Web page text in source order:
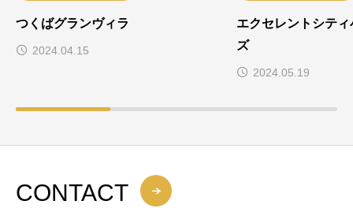
つくばグランヴィラ
2024.04.15
エクセレントシテ
ズ
2024.05.19
CONTACT